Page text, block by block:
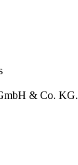
& Co. KG.